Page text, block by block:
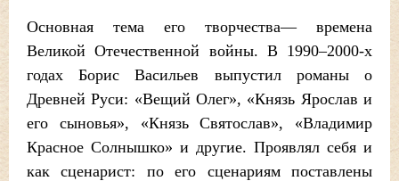
Основная тема его творчества— времена
Великой Отечественной войны. В 1990–2000-х
годах Борис Васильев выпустил романы о
Древней Руси: «Вещий Олег», «Князь Ярослав и
его сыновья», «Князь Святослав», «Владимир
Красное Солнышко» и другие. Проявлял себя и
как сценарист: по его сценариям поставлены